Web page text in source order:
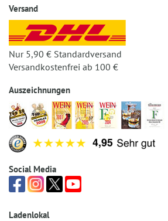
Versand
Nur 5,90 € Standardversand
Versandkostenfrei ab 100 €
Auszeichnungen
Social Media
Ladenlokal